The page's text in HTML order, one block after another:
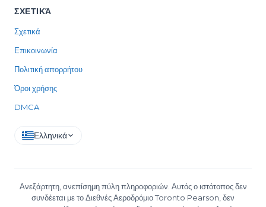
ΣΧΕΤΙΚΆ
Σχετικά
Επικοινωνία
Πολιτική απορρήτου
Όροι χρήσης
DMCA
Ελληνικά
Ανεξάρτητη, ανεπίσημη πύλη πληροφοριών. Αυτός ο ιστότοπος δεν
συνδέεται με το Διεθνές Αεροδρόμιο Toronto Pearson, δεν